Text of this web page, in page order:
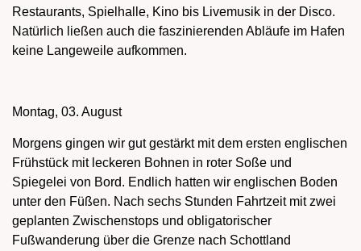
Restaurants, Spielhalle, Kino bis Livemusik in der Disco.
Natürlich ließen auch die faszinierenden Abläufe im Hafen
keine Langeweile aufkommen.
Montag, 03. August
Morgens gingen wir gut gestärkt mit dem ersten englischen
Frühstück mit leckeren Bohnen in roter Soße und
Spiegelei von Bord. Endlich hatten wir englischen Boden
unter den Füßen. Nach sechs Stunden Fahrtzeit mit zwei
geplanten Zwischenstops und obligatorischer
Fußwanderung über die Grenze nach Schottland